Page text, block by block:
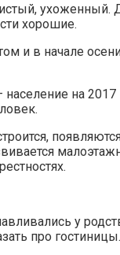
ухоженный.
хорошие.
и в начале
на 2017
у
про гостиницы.